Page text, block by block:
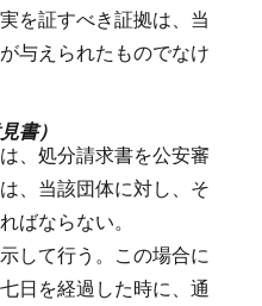
を証すべき証拠は、当
与えられたものでなけ
書）
、処分請求書を公安審
、当該団体に対し、そ
ばならない。
して行う。 この場合に
日を経過した時に、通